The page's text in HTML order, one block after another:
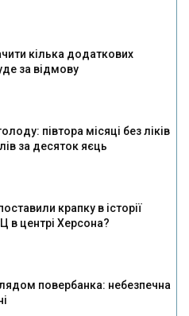
кілька додаткових
за відмову
півтора місяці без ліків
за десяток яєць
крапку в історії
в центрі Херсона?
повербанка: небезпечна